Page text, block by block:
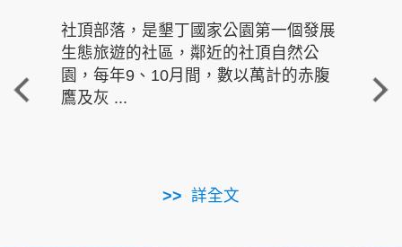
社頂部落，是墾丁國家公園第一個發展
生態旅遊的社區，鄰近的社頂自然公
園，每年9、10月間，數以萬計的赤腹
鷹及灰 ...
詳全文
重
走進